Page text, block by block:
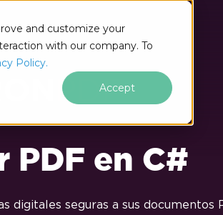
and customize your
with our company. To
Policy.
Accept
PDF en C#
digitales seguras a sus documentos